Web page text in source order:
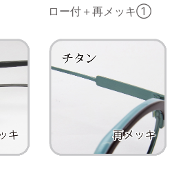
ロー付＋再メッキ①